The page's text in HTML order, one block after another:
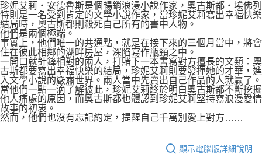
珍妮艾莉‧安德魯斯是個暢銷浪漫小說作家，奧古斯都‧埃佛列
特則是一名受到肯定的文學小說作家，當珍妮艾莉寫出幸福快樂
結局時，奧古斯都則殺死自己所有的書中人物。
他們是兩個極端。
事實上，他們唯一的共通點，就是在接下來的三個月當中，將會
住在彼此相鄰的湖畔房屋，深陷寫作瓶頸之中。
一開口就針鋒相對的兩人，打賭下一本書寫對方擅長的文類：奧
古斯都要寫出幸福快樂的結局，珍妮艾莉則要發揮她的才華，進
入文學小說的嚴肅世界。兩人當中先賣出自己作品的人就贏了。
當他們一點一滴了解彼此，珍妮艾莉終於明白奧古斯都不斷挖掘
他人痛處的原因，而奧古斯都也體認到珍妮艾莉堅持寫浪漫愛情
故事的初衷。
然而，他們也沒有忘記約定，提醒自己千萬別愛上對方……
顯示電腦版詳細說明